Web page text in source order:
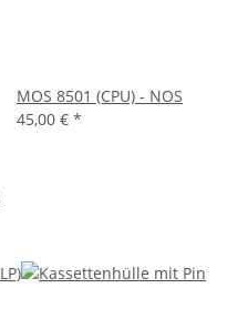
MOS 8501 (CPU) - NOS
45,00 € *